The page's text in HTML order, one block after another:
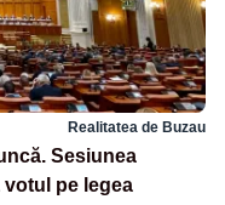
Realitatea de Buzau
Sesiunea
pe legea